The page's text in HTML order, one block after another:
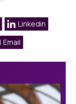
Linkedin
Email